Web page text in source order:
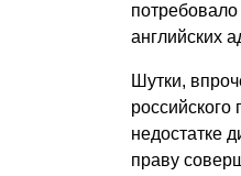
английских
Шутки,
недостатке
праву